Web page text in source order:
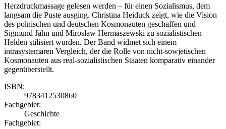
Herzdruckmassage gelesen werden – für einen Sozialismus, dem
langsam die Puste ausging. Christina Heiduck zeigt, wie die Vision
des polnischen und deutschen Kosmonauten geschaffen und
Sigmund Jähn und Mirosław Hermaszewski zu sozialistischen
Helden stilisiert wurden. Der Band widmet sich einem
intrasystemaren Vergleich, der die Rolle von nicht-sowjetischen
Kosmonauten aus real-sozialistischen Staaten komparativ einander
gegenüberstellt.
ISBN:
9783412530860
Fachgebiet:
Geschichte
Fachgebiet: